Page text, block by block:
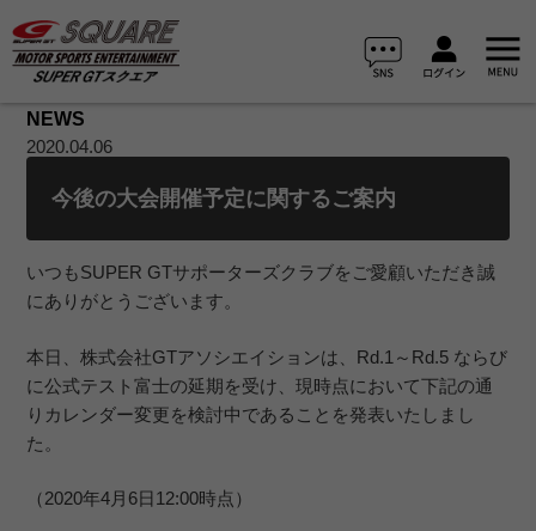
NEWS
2020.04.06
今後の大会開催予定に関するご案内
いつもSUPER GTサポーターズクラブをご愛顧いただき誠
にありがとうございます。
本日、株式会社GTアソシエイションは、Rd.1～Rd.5 ならび
に公式テスト富士の延期を受け、現時点において下記の通
りカレンダー変更を検討中であることを発表いたしまし
た。
（2020年4月6日12:00時点）